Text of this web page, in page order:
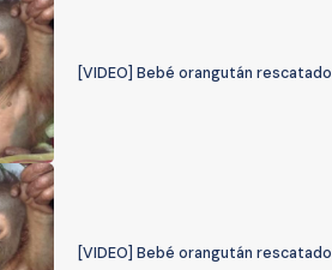
[VIDEO] Bebé orangután
[VIDEO] Bebé orangután